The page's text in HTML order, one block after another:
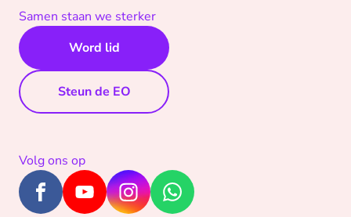
Samen staan we sterker
Word lid
Steun de EO
Volg ons op